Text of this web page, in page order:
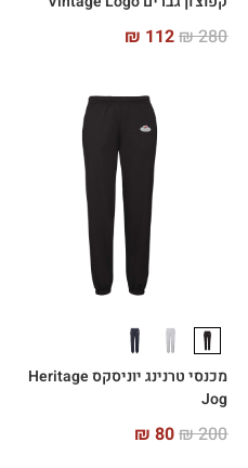
₪280
₪ 112
מכנסי טרנינג יוניסקס Heritage
Jog
₪200
₪ 80